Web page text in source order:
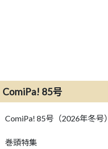
ComiPa! 85号
ComiPa! 85号（2026年冬号）
巻頭特集